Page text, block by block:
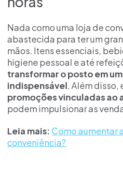
Nada como uma loja de
abastecida para ter um
mãos. Itens essenciais,
higiene pessoal e até
transformar o posto em
indispensável. Além
promoções vinculadas ao
podem impulsionar as
Leia mais: Como aumentar
conveniência?